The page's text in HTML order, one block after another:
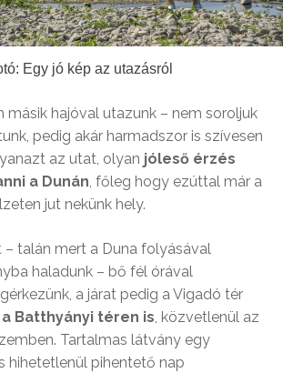
Egy jó kép az utazásról
másik hajóval utazunk – nem soroljuk
pedig akár harmadszor is szívesen
az utat, olyan jóleső érzés
a Dunán, főleg hogy ezúttal már a
jut nekünk hely.
– talán mert a Duna folyásával
haladunk – bő fél órával
a járat pedig a Vigadó tér
Batthyányi téren is, közvetlenül az
Tartalmas látvány egy
hihetetlenül pihentető nap